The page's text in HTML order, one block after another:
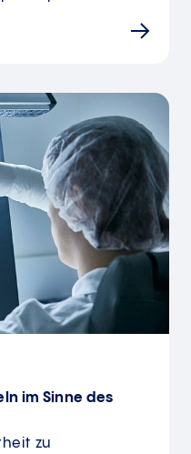
im Sinne des
zu